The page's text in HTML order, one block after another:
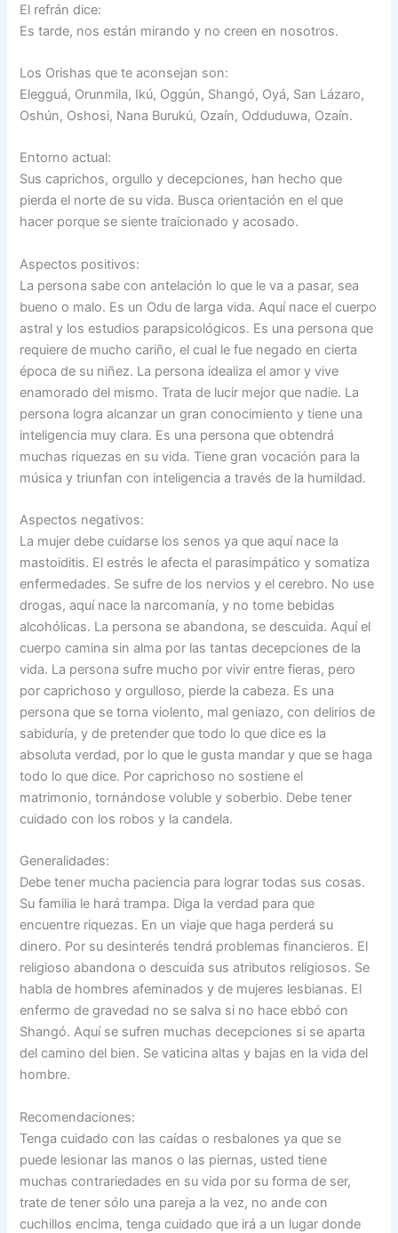
El refrán dice:
Es tarde, nos están mirando y no creen en nosotros.
Los Orishas que te aconsejan son:
Elegguá, Orunmila, Ikú, Oggún, Shangó, Oyá, San Lázaro,
Oshún, Oshosi, Nana Burukú, Ozaín, Odduduwa, Ozaín.
Entorno actual:
Sus caprichos, orgullo y decepciones, han hecho que
pierda el norte de su vida. Busca orientación en el que
hacer porque se siente traicionado y acosado.
Aspectos positivos:
La persona sabe con antelación lo que le va a pasar, sea
bueno o malo. Es un Odu de larga vida. Aquí nace el cuerpo
astral y los estudios parapsicológicos. Es una persona que
requiere de mucho cariño, el cual le fue negado en cierta
época de su niñez. La persona idealiza el amor y vive
enamorado del mismo. Trata de lucir mejor que nadie. La
persona logra alcanzar un gran conocimiento y tiene una
inteligencia muy clara. Es una persona que obtendrá
muchas riquezas en su vida. Tiene gran vocación para la
música y triunfan con inteligencia a través de la humildad.
Aspectos negativos:
La mujer debe cuidarse los senos ya que aquí nace la
mastoiditis. El estrés le afecta el parasimpático y somatiza
enfermedades. Se sufre de los nervios y el cerebro. No use
drogas, aquí nace la narcomanía, y no tome bebidas
alcohólicas. La persona se abandona, se descuida. Aquí el
cuerpo camina sin alma por las tantas decepciones de la
vida. La persona sufre mucho por vivir entre fieras, pero
por caprichoso y orgulloso, pierde la cabeza. Es una
persona que se torna violento, mal geniazo, con delirios de
sabiduría, y de pretender que todo lo que dice es la
absoluta verdad, por lo que le gusta mandar y que se haga
todo lo que dice. Por caprichoso no sostiene el
matrimonio, tornándose voluble y soberbio. Debe tener
cuidado con los robos y la candela.
Generalidades:
Debe tener mucha paciencia para lograr todas sus cosas.
Su familia le hará trampa. Diga la verdad para que
encuentre riquezas. En un viaje que haga perderá su
dinero. Por su desinterés tendrá problemas financieros. El
religioso abandona o descuida sus atributos religiosos. Se
habla de hombres afeminados y de mujeres lesbianas. El
enfermo de gravedad no se salva si no hace ebbó con
Shangó. Aquí se sufren muchas decepciones si se aparta
del camino del bien. Se vaticina altas y bajas en la vida del
hombre.
Recomendaciones:
Tenga cuidado con las caídas o resbalones ya que se
puede lesionar las manos o las piernas, usted tiene
muchas contrariedades en su vida por su forma de ser,
trate de tener sólo una pareja a la vez, no ande con
cuchillos encima, tenga cuidado que irá a un lugar donde